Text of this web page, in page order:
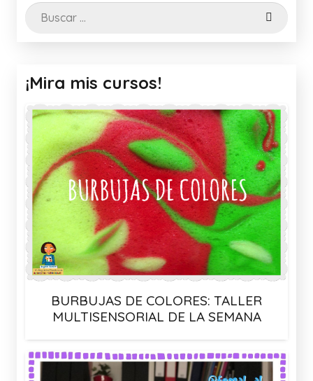
Buscar:
¡Mira mis cursos!
BURBUJAS DE COLORES: TALLER
MULTISENSORIAL DE LA SEMANA